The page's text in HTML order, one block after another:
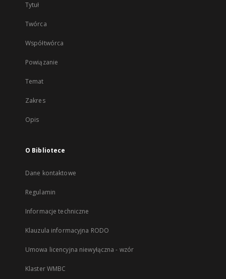
Tytuł
Twórca
Współtwórca
Powiązanie
Temat
Zakres
Opis
O Bibliotece
Dane kontaktowe
Regulamin
Informacje techniczne
Klauzula informacyjna RODO
Umowa licencyjna niewyłączna - wzór
Klaster WMBC